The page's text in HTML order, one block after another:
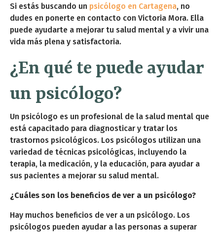
Si estás buscando un psicólogo en Cartagena, no
dudes en ponerte en contacto con Victoria Mora. Ella
puede ayudarte a mejorar tu salud mental y a vivir una
vida más plena y satisfactoria.
¿En qué te puede ayudar
un psicólogo?
Un psicólogo es un profesional de la salud mental que
está capacitado para diagnosticar y tratar los
trastornos psicológicos. Los psicólogos utilizan una
variedad de técnicas psicológicas, incluyendo la
terapia, la medicación, y la educación, para ayudar a
sus pacientes a mejorar su salud mental.
¿Cuáles son los beneficios de ver a un psicólogo?
Hay muchos beneficios de ver a un psicólogo. Los
psicólogos pueden ayudar a las personas a superar